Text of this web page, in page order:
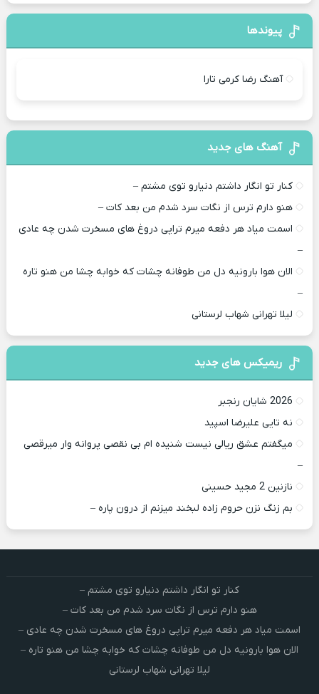
پیوندها
آهنگ رضا کرمی تارا
آهنگ های جدید
کنار تو انگار داشتم دنیارو توی مشتم –
هنو دارم ترس از نگات سرد شدم من بعد کات –
اسمت میاد هر دفعه میرم تراپی دروغ‌ های مسخرت شدن چه عادی
–
الان هوا بارونیه دل من طوفانه چشات که خوابه چشا من هنو تاره
–
لیلا تهرانی شهاب لرستانی
ریمیکس های جدید
2026 شایان رنجبر
نه تایی علیرضا اسپید
میگفتم عشق ریالی نیست شنیده ام بی نقصی پروانه وار میرقصی
–
نازنین 2 مجید حسینی
بم زنگ نزن حروم زاده لبخند میزنم از درون پاره –
کنار تو انگار داشتم دنیارو توی مشتم –
هنو دارم ترس از نگات سرد شدم من بعد کات –
اسمت میاد هر دفعه میرم تراپی دروغ‌ های مسخرت شدن چه عادی –
الان هوا بارونیه دل من طوفانه چشات که خوابه چشا من هنو تاره –
لیلا تهرانی شهاب لرستانی